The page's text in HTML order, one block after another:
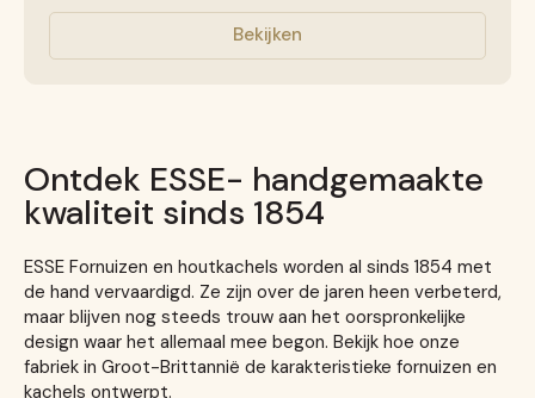
Bekijken
Ontdek ESSE- handgemaakte
kwaliteit sinds 1854
ESSE Fornuizen en houtkachels worden al sinds 1854 met
de hand vervaardigd. Ze zijn over de jaren heen verbeterd,
maar blijven nog steeds trouw aan het oorspronkelijke
design waar het allemaal mee begon. Bekijk hoe onze
fabriek in Groot-Brittannië de karakteristieke fornuizen en
kachels ontwerpt.